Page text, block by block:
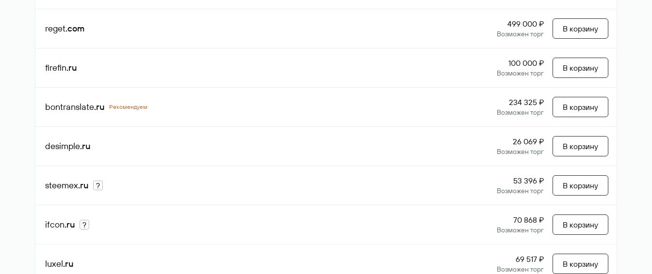
reget.com 499 000 ₽
Возможен торг
В корзину
firefin.ru 100 000 ₽
Возможен торг
В корзину
bontranslate.ru Рекомендуем 234 325 ₽
Возможен торг
В корзину
desimple.ru 26 069 ₽
Возможен торг
В корзину
steemex.ru ? 53 396 ₽
Возможен торг
В корзину
ifcon.ru ? 70 868 ₽
Возможен торг
В корзину
luxel.ru 69 517 ₽
Возможен торг
В корзину